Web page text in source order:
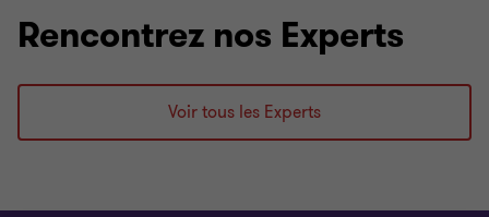
Rencontrez nos Experts
Voir tous les Experts